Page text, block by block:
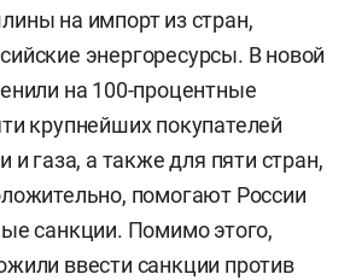
на импорт из стран,
энергоресурсы. В новой
на 100-процентные
крупнейших покупателей
и газа, а также для пяти стран,
помогают России
санкции. Помимо этого,
ввести санкции против